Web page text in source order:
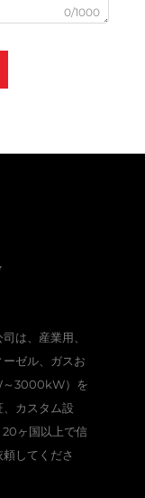
0/1000
は、産業用、
ゼル、ガスお
～3000kW）を
カスタム設
ヶ国以上で信
してくださ